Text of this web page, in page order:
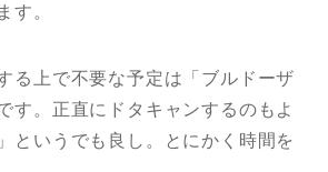
す。
る上で不要な予定は「ブルドーザ
す。正直にドタキャンするのもよ
というでも良し。とにかく時間を